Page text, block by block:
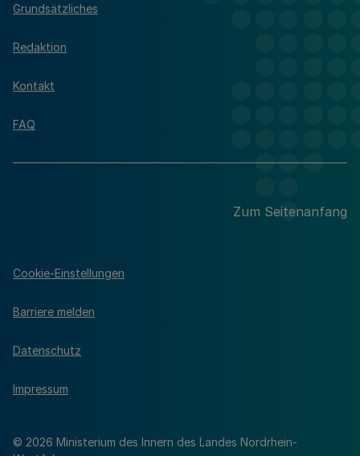
Grundsätzliches
Redaktion
Kontakt
FAQ
Zum Seitenanfang
© 2026 Ministerium des Innern des Landes Nordrhein-
Cookie-Einstellungen
Barriere melden
Datenschutz
Impressum